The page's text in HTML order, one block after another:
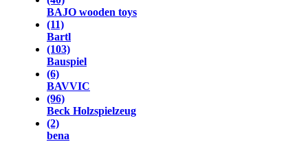
BAJO wooden toys
(11)
Bartl
(103)
Bauspiel
(6)
BAVVIC
(96)
Beck Holzspielzeug
(2)
bena